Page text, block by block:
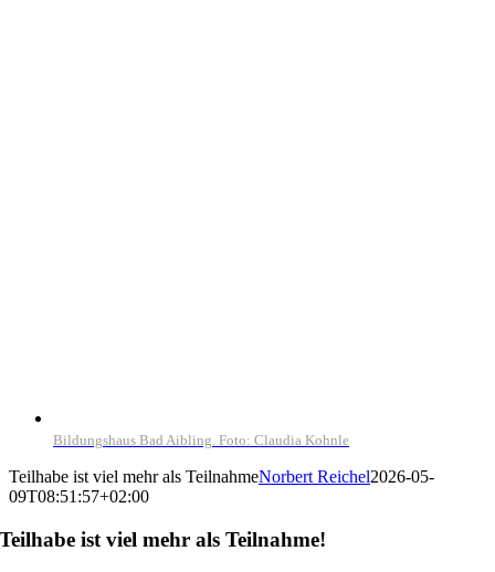
Bildungshaus Bad Aibling. Foto: Claudia Kohnle
Teilhabe ist viel mehr als TeilnahmeNorbert Reichel2026-05-
09T08:51:57+02:00
Teilhabe ist viel mehr als Teilnahme!